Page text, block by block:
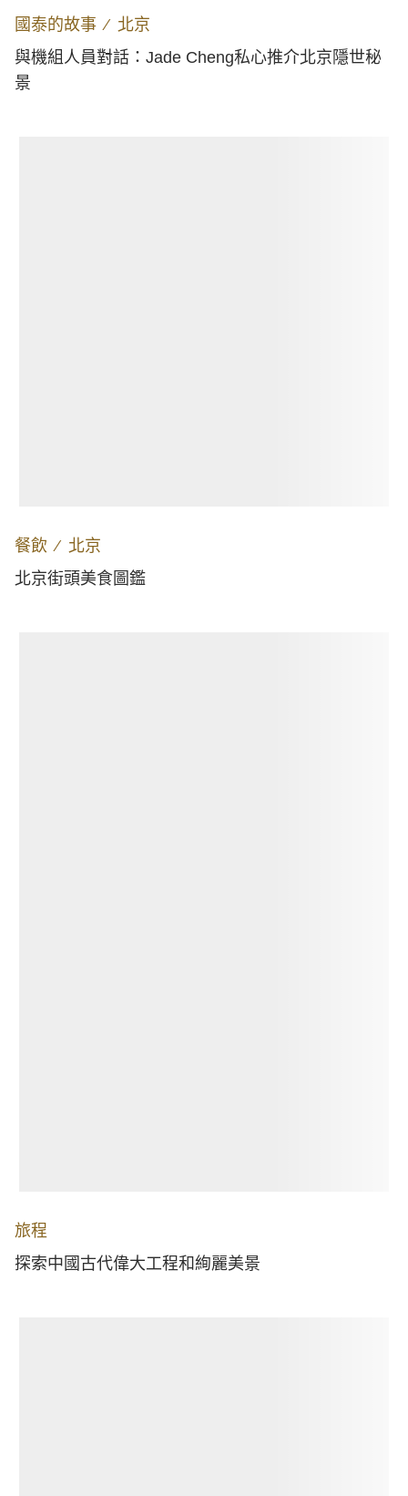
國泰的故事 ∕ 北京
與機組人員對話：Jade Cheng私心推介北京隱世秘
景
餐飲 ∕ 北京
北京街頭美食圖鑑
旅程
探索中國古代偉大工程和絢麗美景